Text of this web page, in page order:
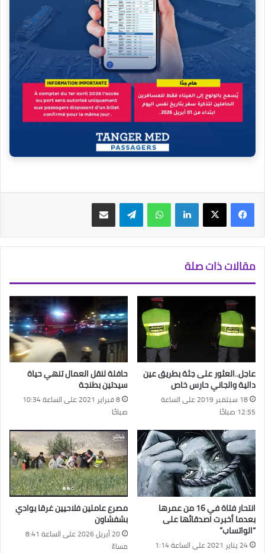
فيسبوك‫X لينكدإن واتساب تيلقرام مشاركة عبر البريد
مقالات ذات صلة
عاجل..العثور على جثة بطريق عين
دالية والجاني حارس خاص
18 سبتمبر 2019 على الساعة
12:55 صباحًا
حافلة لنقل العمال تنهي حياة
سيدتين بطنجة
8 فبراير 2021 على الساعة 10:34
صباحًا
انتحار فتاة في 16 من عمرها
بعدما أخبرت اصدقائها على
“الواتساب”
24 يناير 2021 على الساعة 1:14
مصرع عاملين فلاحيين غرقا بوادي
بشفشاون
20 أبريل 2026 على الساعة 8:41
مساءً